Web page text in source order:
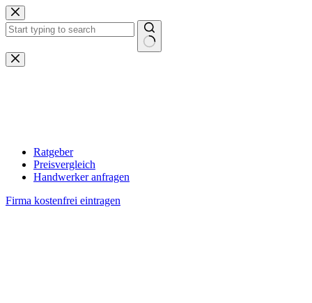
Zum
Inhalt
springen
Keine
Ergebnisse
Ratgeber
Preisvergleich
Handwerker anfragen
Firma kostenfrei eintragen